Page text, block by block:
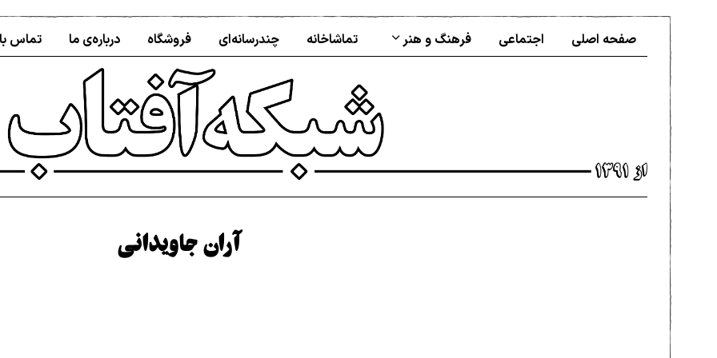
صفحه اصلی اجتماعی فرهنگ و هنر تماشاخانه چندرسانه‌ای فروشگاه درباره‌ی ما تماس
آران جاویدانی